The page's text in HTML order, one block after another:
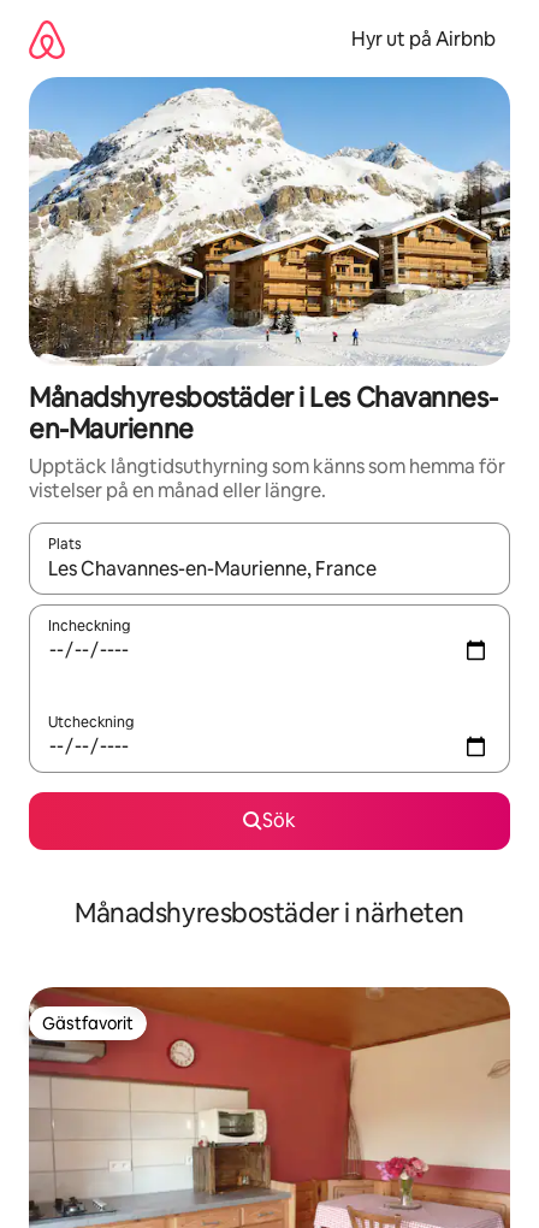
innehåll
Hyr ut på Airbnb
Månadshyresbostäder i Les Chavannes-
en-Maurienne
Upptäck långtidsuthyrning som känns som hemma för
vistelser på en månad eller längre.
Plats
När resultaten är tillgängliga kan du navigera med upp- och
Incheckning
Utcheckning
Sök
Månadshyresbostäder i närheten
Gästfavorit
Gästfavorit